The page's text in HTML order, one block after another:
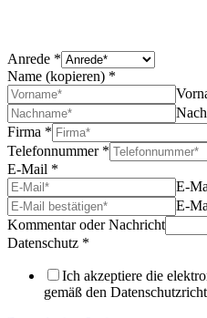
Anrede *
Name (kopieren) *
Firma *
Telefonnummer *
E-Mail *
E-
E-
Kommentar oder Nachricht
Datenschutz *
Ich akzeptiere die
gemäß den